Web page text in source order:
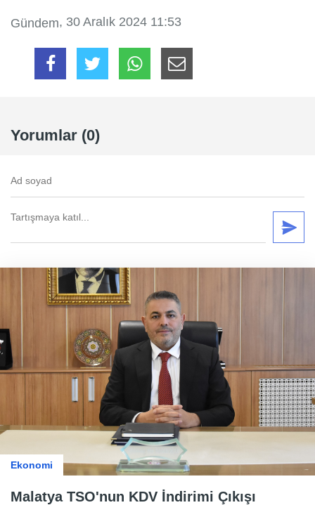
Gündem, 30 Aralık 2024 11:53
Yorumlar (0)
Ekonomi
Malatya TSO'nun KDV İndirimi Çıkışı